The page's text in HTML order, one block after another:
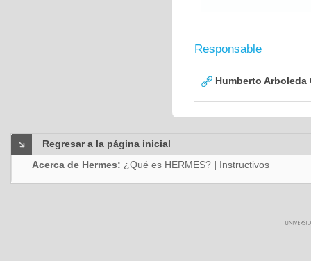
Responsable
Humberto Arboleda
Regresar a la página inicial
Acerca de Hermes: ¿Qué es HERMES? | Instructivos